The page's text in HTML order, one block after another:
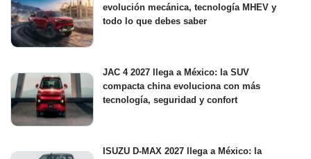
evolución mecánica, tecnología MHEV y
todo lo que debes saber
JAC 4 2027 llega a México: la SUV
compacta china evoluciona con más
tecnología, seguridad y confort
ISUZU D-MAX 2027 llega a México: la